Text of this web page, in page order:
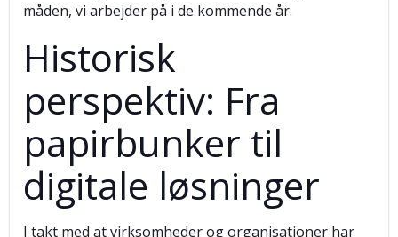
måden, vi arbejder på i de kommende år.
Historisk
perspektiv: Fra
papirbunker til
digitale løsninger
I takt med at virksomheder og organisationer har